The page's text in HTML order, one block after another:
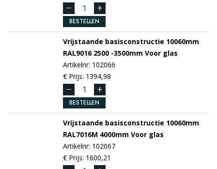
BESTELLEN
Vrijstaande basisconstructie 10060mm
RAL90162500 -3500mm Voor glas
Artikelnr: 102066
€ Prijs: 1394,98
BESTELLEN
Vrijstaande basisconstructie 10060mm
RAL7016M 4000mm Voor glas
Artikelnr: 102067
€ Prijs: 1600,21